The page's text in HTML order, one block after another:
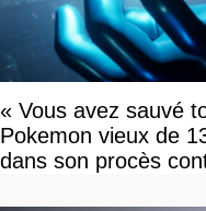
« Vous avez sauvé
Pokemon vieux de
dans son procès